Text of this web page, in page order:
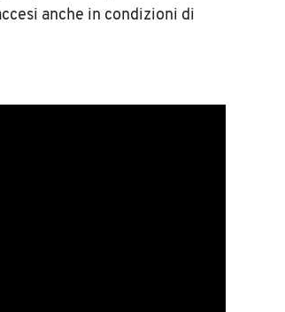
anche in condizioni di